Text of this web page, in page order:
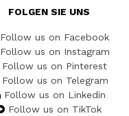
FOLGEN SIE UNS
Follow us on Facebook
Follow us on Instagram
Follow us on Pinterest
Follow us on Telegram
Follow us on Linkedin
Follow us on TikTok